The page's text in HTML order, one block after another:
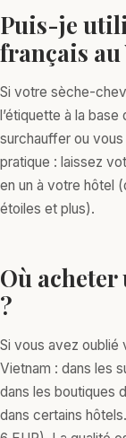
Puis-je
français au
Si votre sèche-
l’étiquette à la base
surchauffer ou
pratique : laissez
en un à votre hôtel
étoiles et plus).
Où
?
Si vous avez oublié
Vietnam : dans les
dans les boutiques
dans certains